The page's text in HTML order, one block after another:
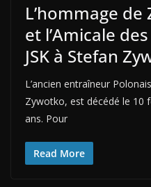
L’hommage
et l’Amicale
JSK à Stefan
L’ancien entraîneur
Zywotko, est décédé le 10
ans. Pour
Read More